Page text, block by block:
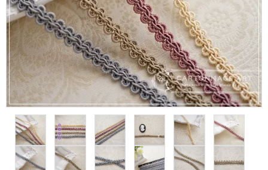
金具・パーツ類
フルキット
Jolipapier
デコレーション材料
道具類
基本材料